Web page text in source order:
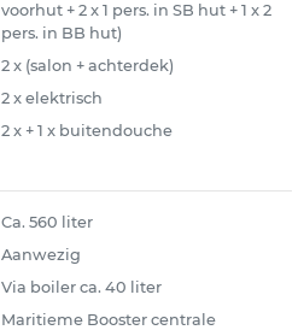
voorhut + 2 x 1 pers. in SB hut + 1 x 2
pers. in BB hut)
2 x (salon + achterdek)
2 x elektrisch
2 x + 1 x buitendouche
Ca. 560 liter
Aanwezig
Via boiler ca. 40 liter
Maritieme Booster centrale